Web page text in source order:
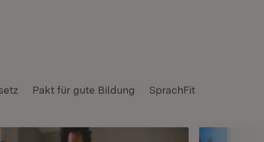
Pakt für gute Bildung SprachFit